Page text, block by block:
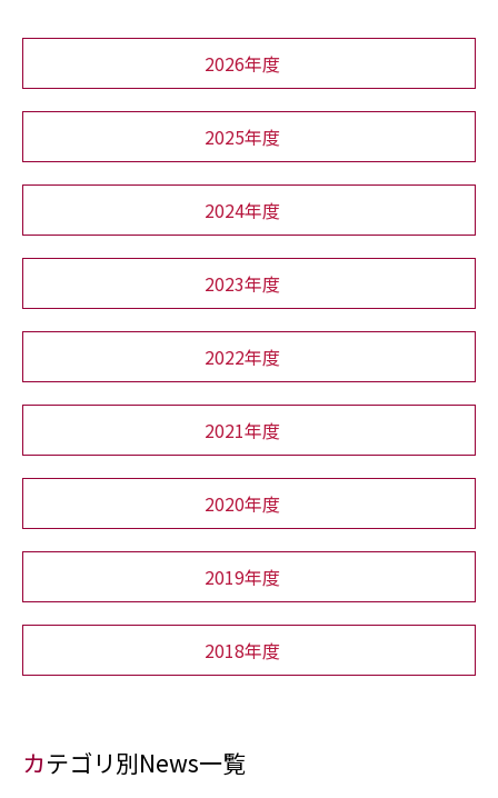
2026年度
2025年度
2024年度
2023年度
2022年度
2021年度
2020年度
2019年度
2018年度
カテゴリ別News一覧